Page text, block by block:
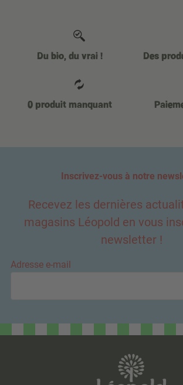
Du bio, du vrai ! Des
0 produit manquant
Inscrivez-vous à notre
Recevez les dernières
magasins Léopold en vous
newsletter !
Adresse e-mail